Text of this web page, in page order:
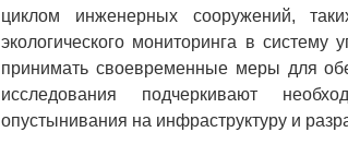
циклом инженерных сооружений,
экологического мониторинга в систему
принимать своевременные меры для
исследования подчеркивают
опустынивания на инфраструктуру и